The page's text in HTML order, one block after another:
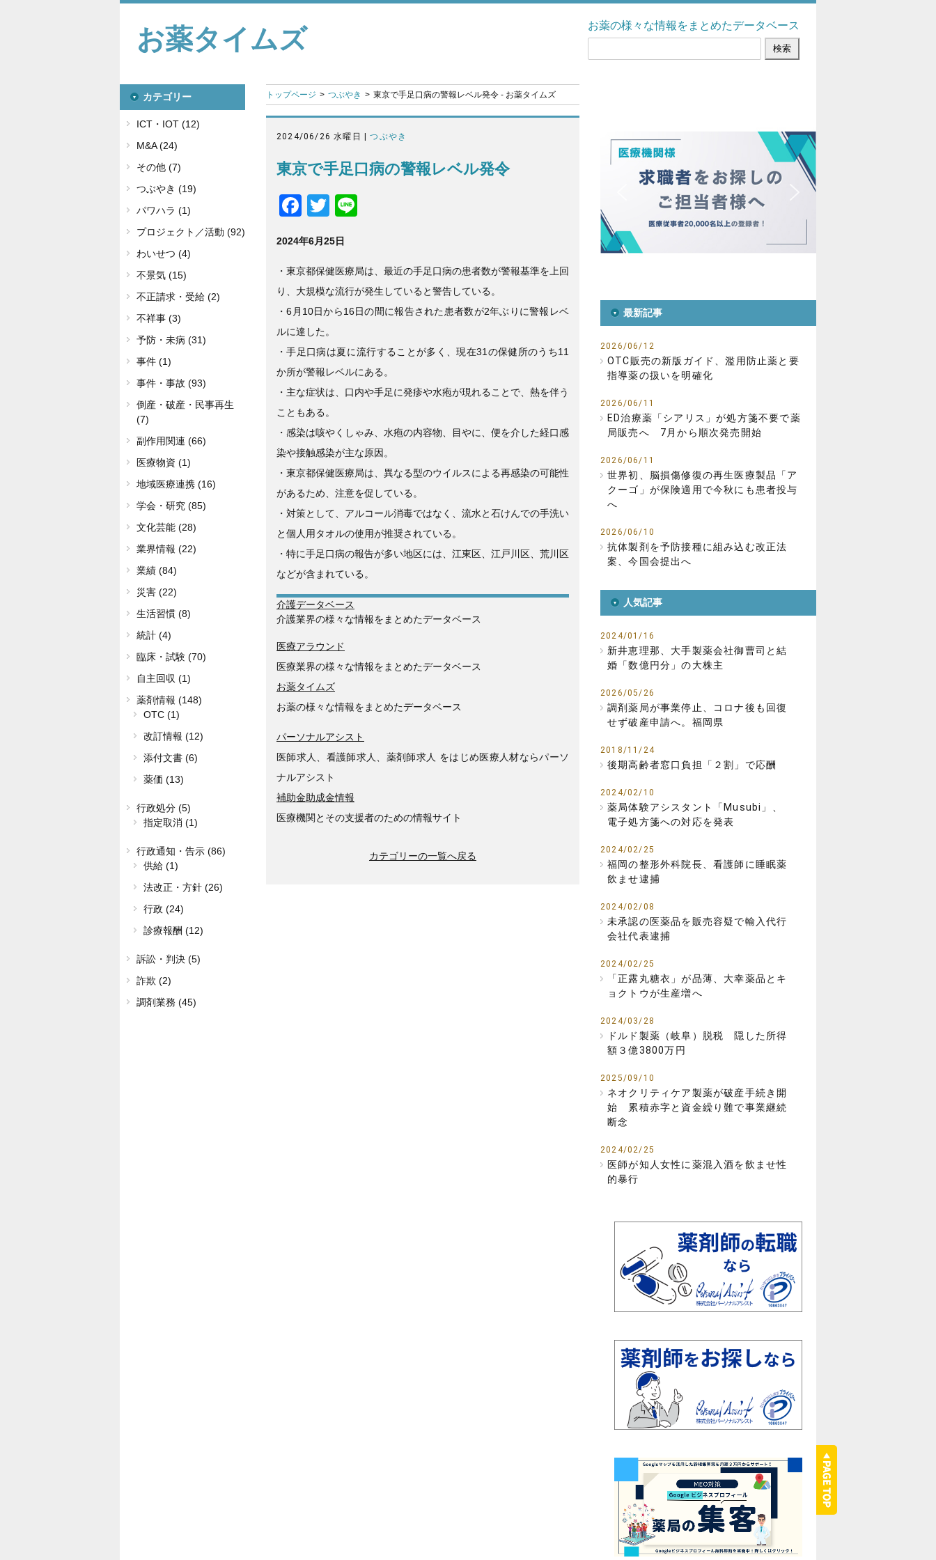
お薬タイムズ お薬の様々な情報をまとめたデータベース
トップページ つぶやき 東京で手足口病の警報レベル発令 - お薬タイムズ
2024/06/26 水曜日 |つぶやき
東京で手足口病の警報レベル発令
F
c
e
b
o
o
k
T
tt
er
2024年6月25日
・東京都保健医療局は、最近の手足口病の患者数が警報基準を上回
り、大規模な流行が発生していると警告している。
・6月10日から16日の間に報告された患者数が2年ぶりに警報レベ
ルに達した。
・手足口病は夏に流行することが多く、現在31の保健所のうち11
か所が警報レベルにある。
・主な症状は、口内や手足に発疹や水疱が現れることで、熱を伴う
こともある。
・感染は咳やくしゃみ、水疱の内容物、目やに、便を介した経口感
染や接触感染が主な原因。
・東京都保健医療局は、異なる型のウイルスによる再感染の可能性
があるため、注意を促している。
・対策として、アルコール消毒ではなく、流水と石けんでの手洗い
と個人用タオルの使用が推奨されている。
・特に手足口病の報告が多い地区には、江東区、江戸川区、荒川区
などが含まれている。
介護データベース
介護業界の様々な情報をまとめたデータベース
医療アラウンド
医療業界の様々な情報をまとめたデータベース
お薬タイムズ
お薬の様々な情報をまとめたデータベース
パーソナルアシスト
医師求人、看護師求人、薬剤師求人 をはじめ医療人材ならパーソ
ナルアシスト
補助金助成金情報
医療機関とその支援者のための情報サイト
カテゴリーの一覧へ戻る
最新記事
2026/06/12
OTC販売の新版ガイド、濫用防止薬と要
指導薬の扱いを明確化
2026/06/11
ED治療薬「シアリス」が処方箋不要で薬
局販売へ 7月から順次発売開始
2026/06/11
世界初、脳損傷修復の再生医療製品「ア
クーゴ」が保険適用で今秋にも患者投与
へ
2026/06/10
抗体製剤を予防接種に組み込む改正法
案、今国会提出へ
人気記事
2024/01/16
新井恵理那、大手製薬会社御曹司と結
婚「数億円分」の大株主
2026/05/26
調剤薬局が事業停止、コロナ後も回復
せず破産申請へ。福岡県
2018/11/24
後期高齢者窓口負担「２割」で応酬
2024/02/10
薬局体験アシスタント「Musubi」、
電子処方箋への対応を発表
2024/02/25
福岡の整形外科院長、看護師に睡眠薬
飲ませ逮捕
2024/02/08
未承認の医薬品を販売容疑で輸入代行
会社代表逮捕
2024/02/25
「正露丸糖衣」が品薄、大幸薬品とキ
ョクトウが生産増へ
2024/03/28
ドルド製薬（岐阜）脱税 隠した所得
額３億3800万円
2025/09/10
ネオクリティケア製薬が破産手続き開
始 累積赤字と資金繰り難で事業継続
断念
2024/02/25
医師が知人女性に薬混入酒を飲ませ性
的暴行
カテゴリー
ICT・IOT (12)
M&A (24)
その他 (7)
つぶやき (19)
パワハラ (1)
プロジェクト／活動 (92)
わいせつ (4)
不景気 (15)
不正請求・受給 (2)
不祥事 (3)
予防・未病 (31)
事件 (1)
事件・事故 (93)
倒産・破産・民事再生
(7)
副作用関連 (66)
医療物資 (1)
地域医療連携 (16)
学会・研究 (85)
文化芸能 (28)
業界情報 (22)
業績 (84)
災害 (22)
生活習慣 (8)
統計 (4)
臨床・試験 (70)
自主回収 (1)
薬剤情報 (148)
OTC (1)
改訂情報 (12)
添付文書 (6)
薬価 (13)
行政処分 (5)
指定取消 (1)
行政通知・告示 (86)
供給 (1)
法改正・方針 (26)
行政 (24)
診療報酬 (12)
訴訟・判決 (5)
詐欺 (2)
調剤業務 (45)